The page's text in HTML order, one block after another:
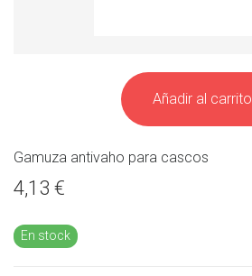
Añadir al carrito
Gamuza antivaho para cascos
4,13 €
En stock